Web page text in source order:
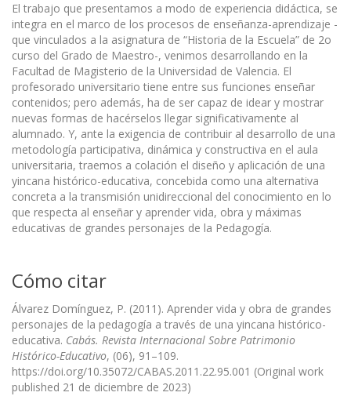
El trabajo que presentamos a modo de experiencia didáctica, se
integra en el marco de los procesos de enseñanza-aprendizaje -
que vinculados a la asignatura de “Historia de la Escuela” de 2o
curso del Grado de Maestro-, venimos desarrollando en la
Facultad de Magisterio de la Universidad de Valencia. El
profesorado universitario tiene entre sus funciones enseñar
contenidos; pero además, ha de ser capaz de idear y mostrar
nuevas formas de hacérselos llegar significativamente al
alumnado. Y, ante la exigencia de contribuir al desarrollo de una
metodología participativa, dinámica y constructiva en el aula
universitaria, traemos a colación el diseño y aplicación de una
yincana histórico-educativa, concebida como una alternativa
concreta a la transmisión unidireccional del conocimiento en lo
que respecta al enseñar y aprender vida, obra y máximas
educativas de grandes personajes de la Pedagogía.
Cómo citar
Álvarez Domínguez, P. (2011). Aprender vida y obra de grandes
personajes de la pedagogía a través de una yincana histórico-
educativa. Cabás. Revista Internacional Sobre Patrimonio
Histórico-Educativo, (06), 91–109.
https://doi.org/10.35072/CABAS.2011.22.95.001 (Original work
published 21 de diciembre de 2023)